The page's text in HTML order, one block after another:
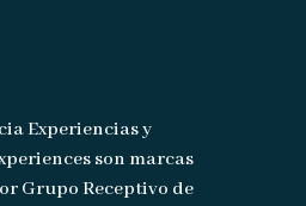
Experiencias y
son marcas
Grupo Receptivo de